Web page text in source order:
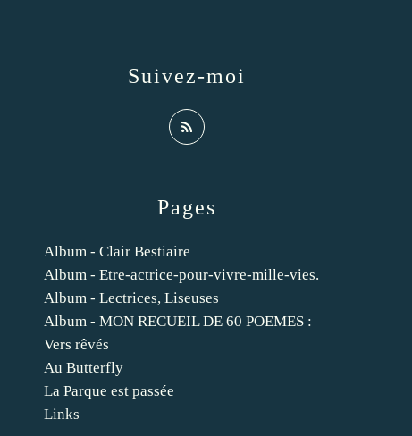
Pages
Album - Clair Bestiaire
Album - Etre-actrice-pour-vivre-mille-vies.
Album - Lectrices, Liseuses
Album - MON RECUEIL DE 60 POEMES :
Vers rêvés
Au Butterfly
La Parque est passée
Links
Suivez-moi